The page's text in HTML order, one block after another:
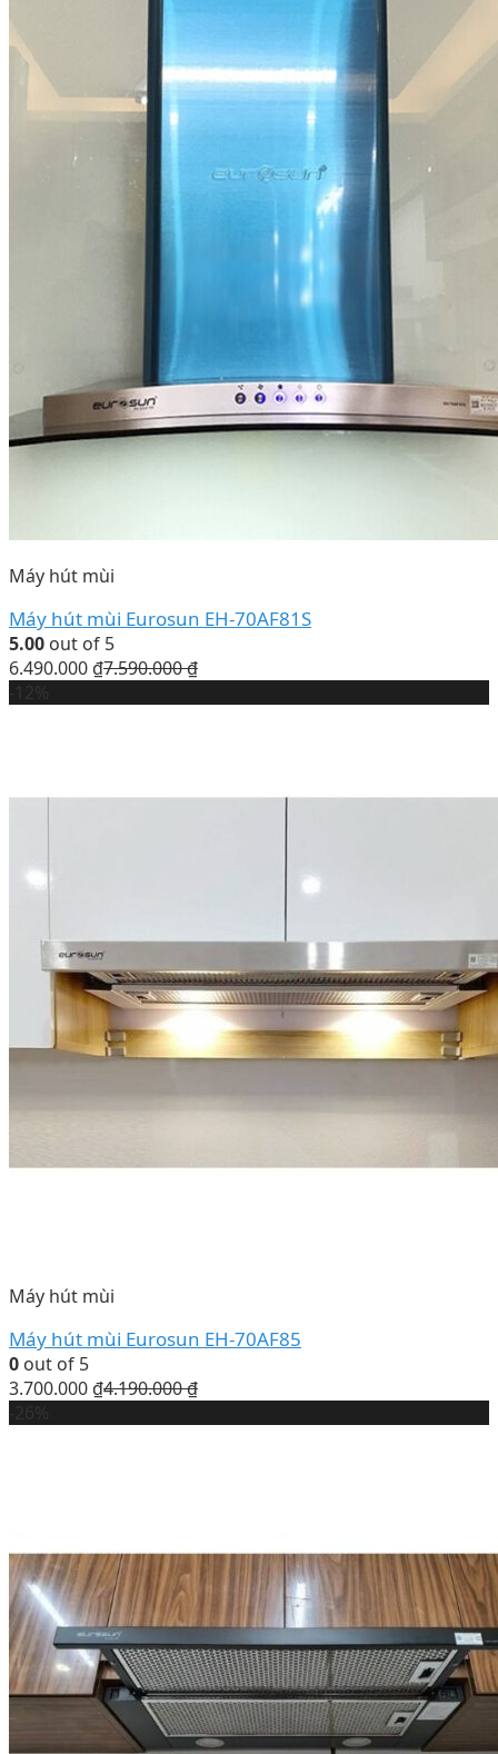
Máy hút mùi
Máy hút mùi Eurosun EH-70AF81S
5.00 out of 5
6.490.000 ₫7.590.000₫
Máy hút mùi
Máy hút mùi Eurosun EH-70AF85
0 out of 5
3.700.000 ₫4.190.000₫